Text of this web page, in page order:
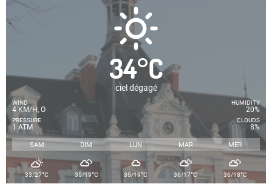
34°C
ciel dégagé
WIND
4 KM/H, O
PRESSURE
1 ATM
HUMIDITY
20%
CLOUDS
8%
SAM DIM LUN MAR MER
33/27°C 35/19°C 35/19°C 36/17°C 36/18°C